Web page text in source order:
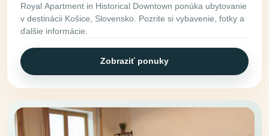
Royal Apartment in Historical Downtown ponúka ubytovanie
v destinácii Košice, Slovensko. Pozrite si vybavenie, fotky a
ďalšie informácie.
Zobraziť ponuky